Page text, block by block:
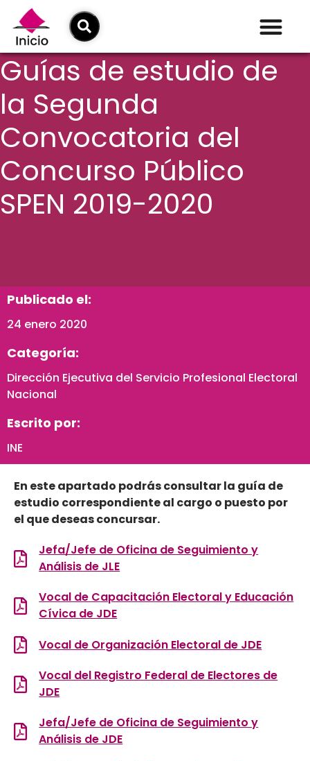
Guías de estudio de
la Segunda
Convocatoria del
Concurso Público
SPEN 2019-2020
Publicado el:
24 enero 2020
Categoría:
Dirección Ejecutiva del Servicio Profesional Electoral
Nacional
Escrito por:
INE
En este apartado podrás consultar la guía de
estudio correspondiente al cargo o puesto por
el que deseas concursar.
Jefa/Jefe de Oficina de Seguimiento y
Análisis de JLE
Vocal de Capacitación Electoral y Educación
Cívica de JDE
Vocal de Organización Electoral de JDE
Vocal del Registro Federal de Electores de
JDE
Jefa/Jefe de Oficina de Seguimiento y
Análisis de JDE